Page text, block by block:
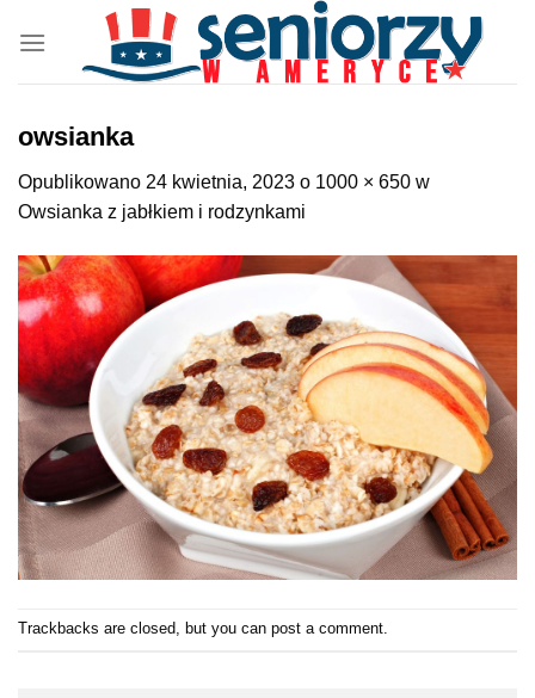
zawartości
owsianka
Opublikowano 24 kwietnia, 2023 o 1000 × 650 w
Owsianka z jabłkiem i rodzynkami
Trackbacks are closed, but you can post a comment.